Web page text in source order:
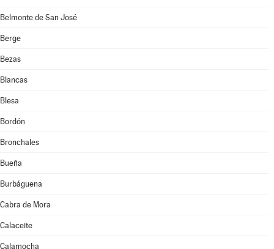
Belmonte de San José
Berge
Bezas
Blancas
Blesa
Bordón
Bronchales
Bueña
Burbáguena
Cabra de Mora
Calaceite
Calamocha